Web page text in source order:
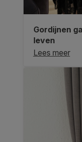
Gordijnen
leven
Lees meer